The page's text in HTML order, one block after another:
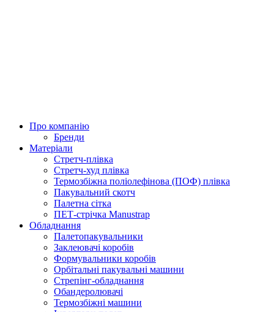
Про компанію
Бренди
Матеріали
Стретч-плівка
Стретч-худ плівка
Термозбіжна поліолефінова (ПОФ) плівка
Пакувальний скотч
Палетна сітка
ПЕТ-стрічка Manustrap
Обладнання
Палетопакувальники
Заклеювачі коробів
Формувальники коробів
Орбітальні пакувальні машини
Стрепінг-обладнання
Обандеролювачі
Термозбіжні машини